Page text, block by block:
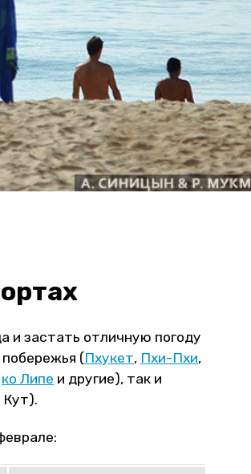
и застать отличную погоду
(Пхукет, Пхи-Пхи,
ко Липе и другие), так и
Кут).